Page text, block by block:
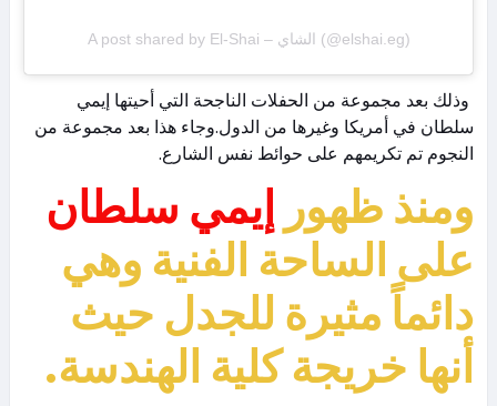
A post shared by El-Shai – الشاي (@elshai.eg)
وذلك بعد مجموعة من الحفلات الناجحة التي أحيتها إيمي
سلطان في أمريكا وغيرها من الدول.وجاء هذا بعد مجموعة من
النجوم تم تكريمهم على حوائط نفس الشارع.
ومنذ ظهور إيمي سلطان
على الساحة الفنية وهي
دائماً مثيرة للجدل حيث
أنها خريجة كلية الهندسة.